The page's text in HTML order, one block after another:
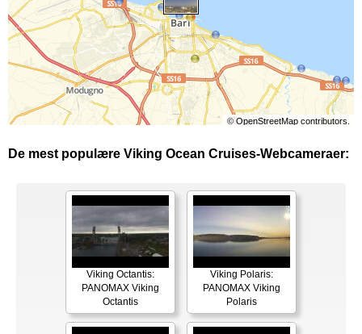
©OpenStreetMapcontributors.
De mest populære Viking Ocean Cruises-Webcameraer:
Viking Octantis:
PANOMAX Viking
Octantis
Viking Polaris:
PANOMAX Viking
Polaris